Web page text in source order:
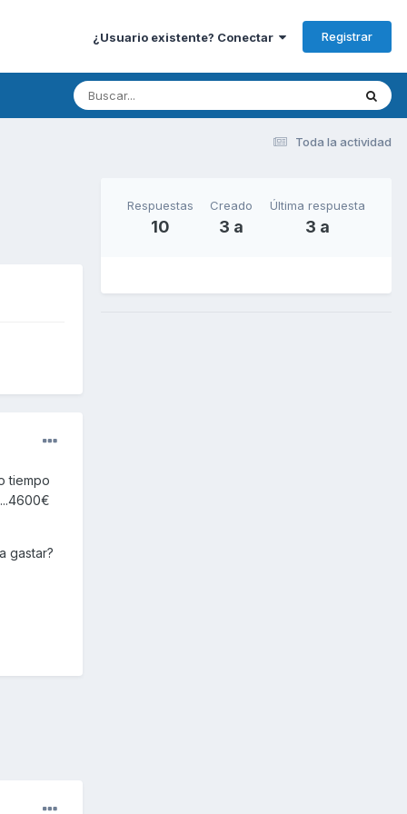
¿Usuario existente? Conectar Registrar
Toda la actividad
tiempo
gastar?
Respuestas
10
Creado
3 a
Última respuesta
3 a